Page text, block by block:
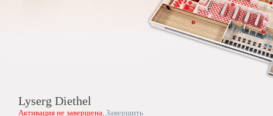
Lyserg Diethel
Активация не завершена. Завершить